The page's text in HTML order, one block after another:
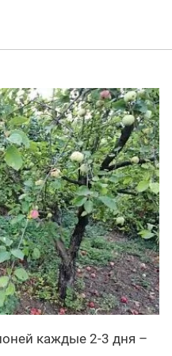
каждые 2-3 дня –